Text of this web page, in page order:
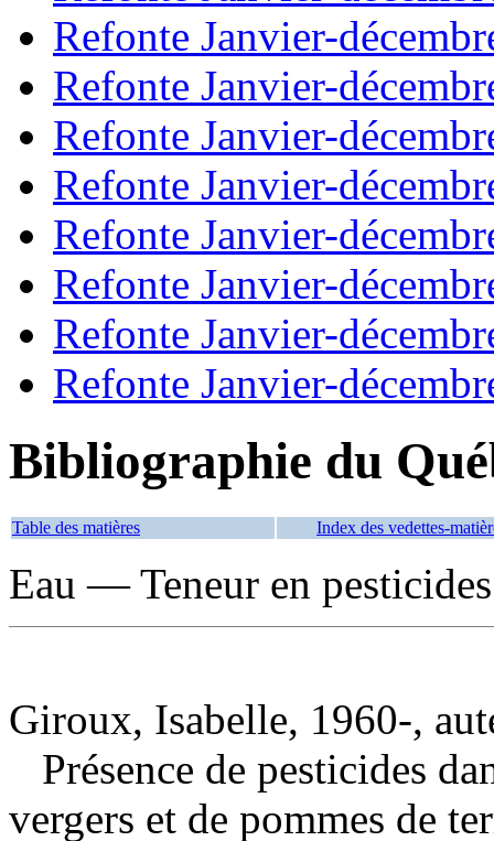
Refonte Janvier-
Refonte Janvier-
Refonte Janvier-
Refonte Janvier-
Refonte Janvier-
Refonte Janvier-
Refonte Janvier-
Refonte Janvier-
Bibliographie du
Table des matières Index des vedettes-
Eau — Teneur en
Giroux, Isabelle, 1960-,
Présence de pesticides
vergers et de pommes de